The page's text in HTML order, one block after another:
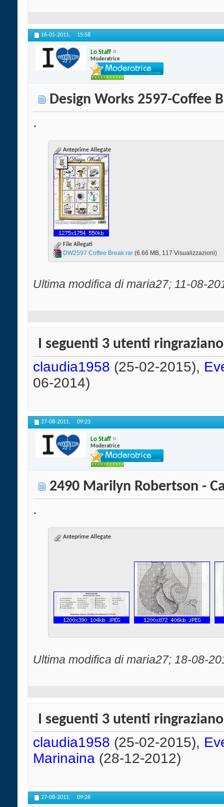
16-05-2011, 15:58
Lo Staff
Moderatrice
Design Works 2597-Coffee
.
Anteprime Allegate
File Allegati
DW2597 Coffee Break.rar‎ (6.66 MB, 117 Visualizzazioni)
Ultima modifica di maria27; 11-08-
I seguenti 3 utenti
claudia1958 (25-02-2015),
06-2014)
27-08-2011, 09:23
Lo Staff
Moderatrice
2490 Marilyn Robertson -
.
Anteprime Allegate
Ultima modifica di maria27; 18-08-
I seguenti 3 utenti
claudia1958 (25-02-2015),
Marinaina (28-12-2012)
27-08-2011, 09:26